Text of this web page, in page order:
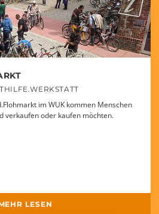
im WUK kommen Menschen
verkaufen oder kaufen möchten.
LESEN